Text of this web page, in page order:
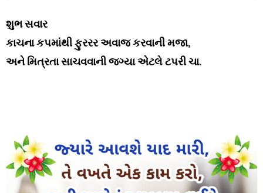
શુભ સવાર
કાચના કપમાંથી ફુરરર અવાજ કરવાની મજા,
અને મિત્રતા સાચવવાની જગ્યા એટલે ટપરી ચા.